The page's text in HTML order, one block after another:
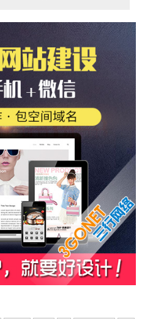
厦门 青岛 天津 成都 重庆
烟台 西安
？ 国外网站制作 国外独
贸飞跃！ 做国外网站多少